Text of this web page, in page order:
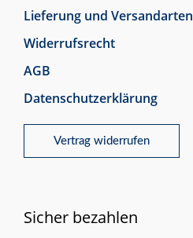
Lieferung und Versandarten
Widerrufsrecht
AGB
Datenschutzerklärung
Vertrag widerrufen
Sicher bezahlen